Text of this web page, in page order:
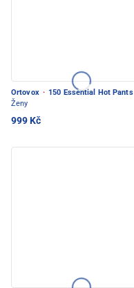
Ortovox · 150 Essential Hot Pants
Ženy
999 Kč